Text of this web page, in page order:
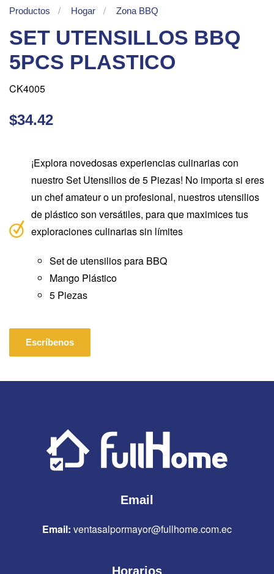
Productos Hogar Zona BBQ
SET UTENSILLOS BBQ
5PCS PLASTICO
CK4005
$34.42
¡Explora novedosas experiencias culinarias con
nuestro Set Utensilios de 5 Piezas! No importa si eres
un chef amateur o un profesional, nuestros utensilios
de plástico son versátiles, para que maximices tus
exploraciones culinarias sin límites
Set de utensilios para BBQ
Mango Plástico
5 Piezas
Escríbenos
Email
Email: ventasalpormayor@fullhome.com.ec
Horarios